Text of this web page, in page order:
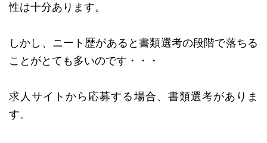
性は十分あります。
しかし、ニート歴があると書類選考の段階で落ちる
ことがとても多いのです・・・
求人サイトから応募する場合、書類選考がありま
す。